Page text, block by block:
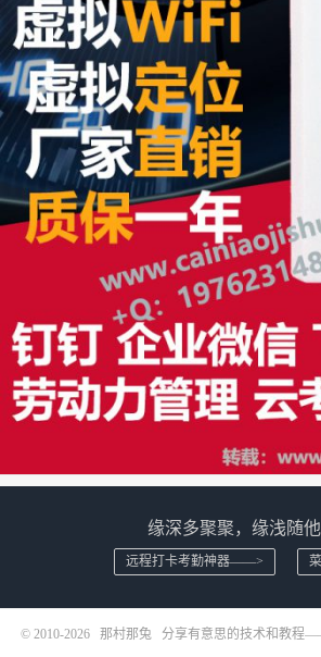
缘深多聚聚，缘浅随
远程打卡考勤神器——>
© 2010-2026 那村那兔分享有意思的技术和教程